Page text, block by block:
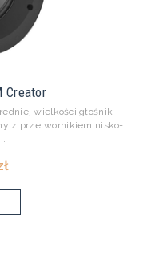
Creator
wielkości głośnik
z przetwornikiem nisko-